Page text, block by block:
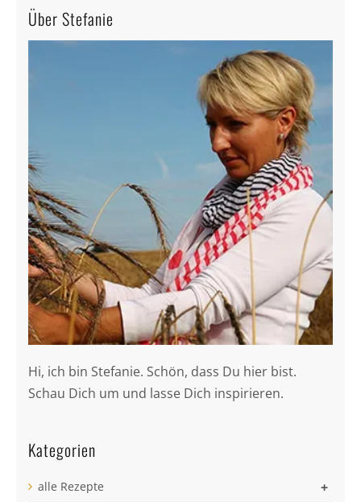
Über Stefanie
Hi, ich bin Stefanie. Schön, dass Du hier bist.
Schau Dich um und lasse Dich inspirieren.
Kategorien
alle Rezepte +